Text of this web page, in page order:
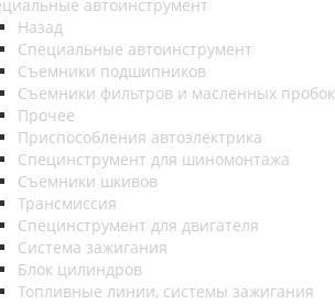
автоинструмент
Назад
Специальные автоинструмент
Съемники подшипников
Съемники фильтров и масленных пробок
Прочее
Приспособления автоэлектрика
Специнструмент для шиномонтажа
Съемники шкивов
Трансмиссия
Специнструмент для двигателя
Система зажигания
Блок цилиндров
Топливные линии, системы зажигания